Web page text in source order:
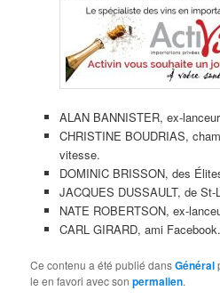
ALAN BANNISTER, ex-
CHRISTINE BOUDRIAS,
vitesse.
DOMINIC BRISSON, des
JACQUES DUSSAULT, de St-
NATE ROBERTSON, ex-
CARL GIRARD, ami Facebook.
Ce contenu a été publié dansGénéral
le en favori avec sonpermalien.